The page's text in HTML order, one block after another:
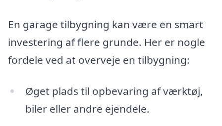
En garage tilbygning kan være en smart
investering af flere grunde. Her er nogle
fordele ved at overveje en tilbygning:
Øget plads til opbevaring af værktøj,
biler eller andre ejendele.